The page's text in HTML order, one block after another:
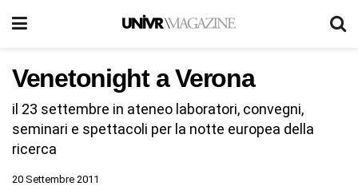
Venetonight a Verona
il 23 settembre in ateneo laboratori, convegni,
seminari e spettacoli per la notte europea della
ricerca
20 Settembre 2011